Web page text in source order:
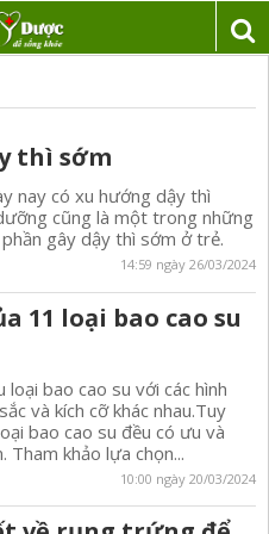
thì sớm
nay có xu hướng dậy thì
cũng là một trong những
gây dậy thì sớm ở trẻ.
14:59 ngày 26/03/2024
11 loại bao cao su
loại bao cao su với các hình
và kích cỡ khác nhau.Tuy
bao cao su đều có ưu và
Tham khảo lựa chọn...
10:00 ngày 20/03/2024